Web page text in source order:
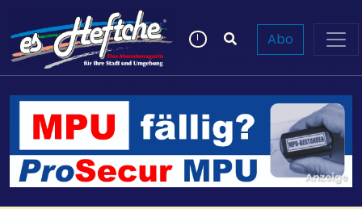
Abo